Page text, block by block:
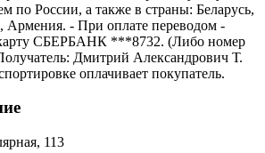
по России, а также в страны: Беларусь,
Армения. - При оплате переводом -
СБЕРБАНК ***8732. (Либо номер
Дмитрий Александрович Т.
оплачивает покупатель.
113